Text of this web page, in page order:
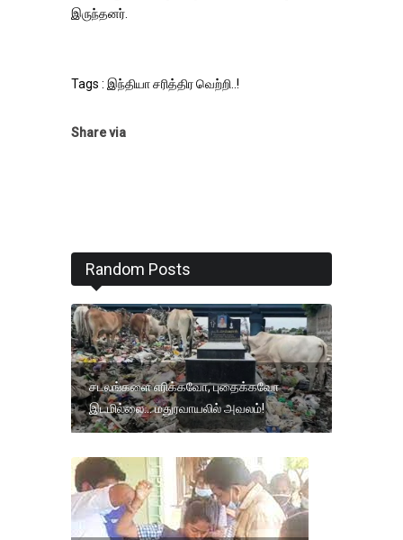
இருந்தனர்.
Tags : இந்தியா சரித்திர வெற்றி..!
Share via
Random Posts
சடலங்களை எரிக்கவோ, புதைக்கவோ
இடமில்லை… மதுரவாயலில் அவலம்!